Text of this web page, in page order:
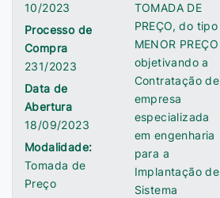
10/2023
Processo de
Compra
231/2023
Data de
Abertura
18/09/2023
Modalidade:
Tomada de
Preço
TOMADA DE
PREÇO, do tipo
MENOR PREÇO
objetivando a
Contratação de
empresa
especializada
em engenharia
para a
Implantação de
Sistema